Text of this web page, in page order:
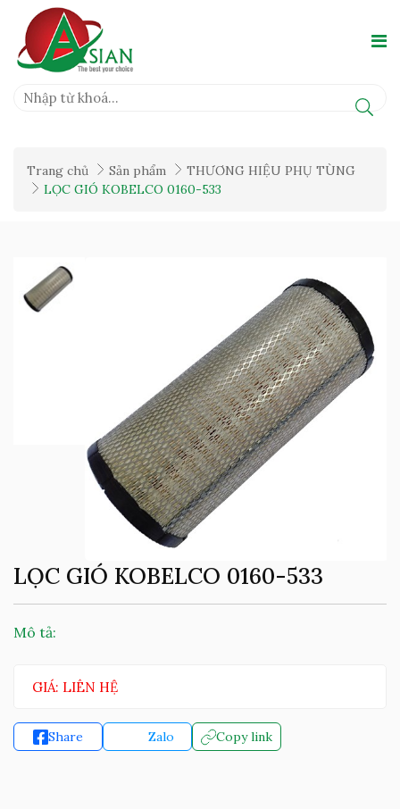
Trang chủ Sản phẩm
THƯƠNG HIỆU PHỤ TÙNG
LỌC GIÓ KOBELCO 0160-533
LỌC GIÓ KOBELCO 0160-533
Mô tả:
GIÁ: LIÊN HỆ
Share Zalo Copy link